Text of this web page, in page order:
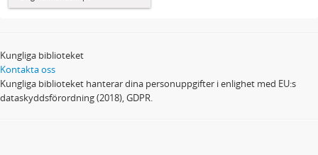
Kungliga biblioteket
Kontakta oss
Kungliga biblioteket hanterar dina personuppgifter i enlighet med EU:s
dataskyddsförordning (2018), GDPR.